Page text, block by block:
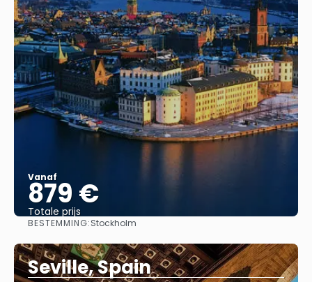
Vanaf
879 €
Totale prijs
BESTEMMING:Stockholm
Seville, Spain